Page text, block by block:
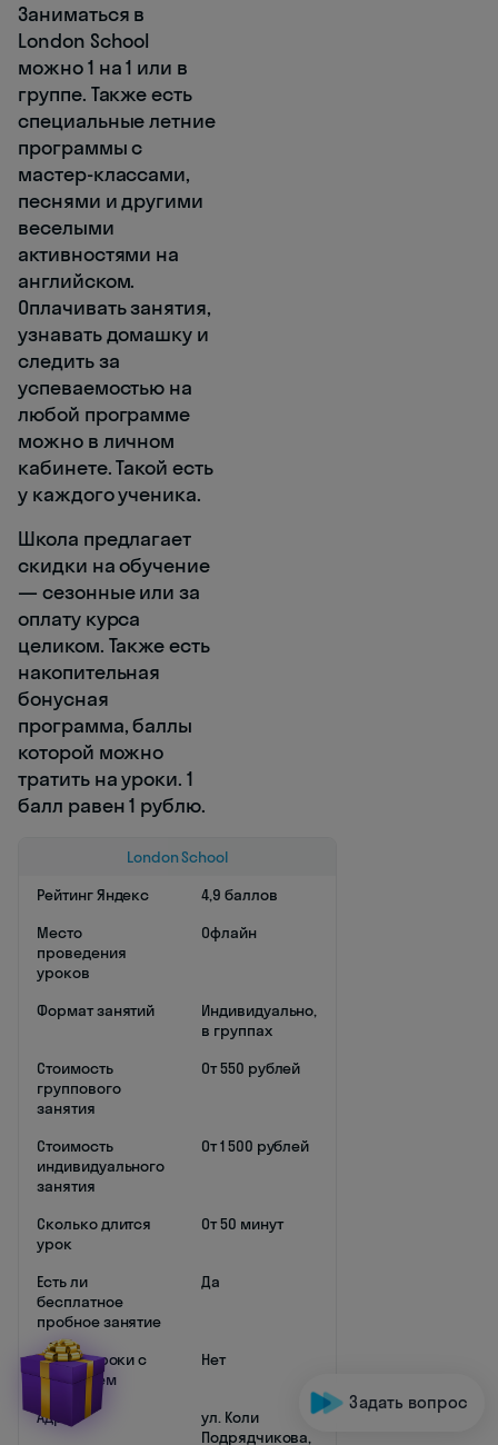
Заниматься в
London School
можно 1 на 1 или в
группе. Также есть
специальные летние
программы с
мастер-классами,
песнями и другими
веселыми
активностями на
английском.
Оплачивать занятия,
узнавать домашку и
следить за
успеваемостью на
любой программе
можно в личном
кабинете. Такой есть
у каждого ученика.
Школа предлагает
скидки на обучение
— сезонные или за
оплату курса
целиком. Также есть
накопительная
бонусная
программа, баллы
которой можно
тратить на уроки. 1
балл равен 1 рублю.
London School
Рейтинг Яндекс
4,9 баллов
Место
проведения
уроков
Офлайн
Формат занятий
Индивидуально,
в группах
Стоимость
группового
занятия
От 550 рублей
Стоимость
индивидуального
занятия
От 1 500 рублей
Сколько длится
урок
От 50 минут
Есть ли
бесплатное
пробное занятие
Да
Есть ли уроки с
носителем
Нет
Адрес
ул. Коли
Подрядчикова,
Задать вопрос